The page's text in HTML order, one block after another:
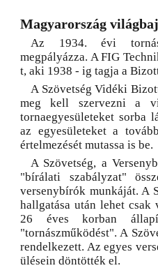
Magyarország
Az 1934. évi
megpályázza. A FIG
t, aki 1938 - ig tagja a
A Szövetség Vidéki
meg kell szervezni a
tornaegyesületeket sorba
az egyesületeket a
értelmezését mutassa is be.
A Szövetség, a
"bírálati szabályzat"
versenybírók munkáját. A
hallgatása után lehet
26 éves korban
"tornászműködést". A
rendelkezett. Az egyes
ülésein döntötték el.